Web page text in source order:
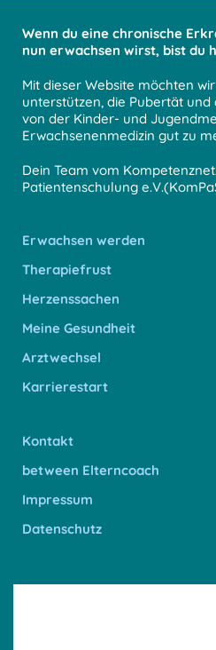
Wenn du eine chronische
nun erwachsen wirst, bist du
Mit dieser Website möchten
unterstützen, die Pubertät
von der Kinder- und
Erwachsenenmedizin gut zu
Dein Team vom
Patientenschulung
Erwachsen werden
Therapiefrust
Herzenssachen
Meine Gesundheit
Arztwechsel
Karrierestart
Kontakt
between Elterncoach
Impressum
Datenschutz